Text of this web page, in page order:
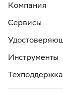
Компания
Сервисы
Инструменты
Техподдержка